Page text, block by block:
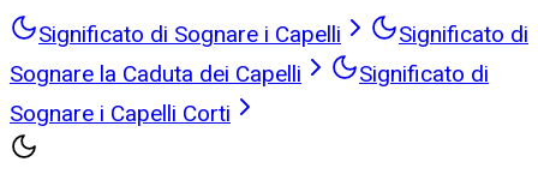
Significato di Sognare i Capelli
Significato di
Sognare la Caduta dei Capelli
Significato di
Sognare i Capelli Corti